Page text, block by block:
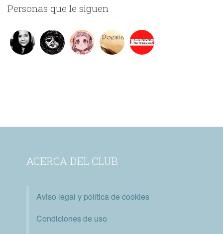
Personas que le siguen
ACERCA DEL CLUB
Aviso legal y política de cookies
Condiciones de uso